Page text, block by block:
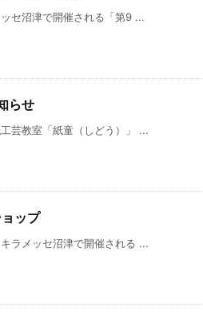
セ沼津で開催される「第9 ...
らせ
芸教室「紙童（しどう）」 ...
ップ
ラメッセ沼津で開催される ...